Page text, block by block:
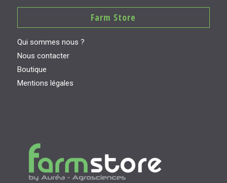
Farm Store
Qui sommes nous ?
Nous contacter
Boutique
Mentions légales